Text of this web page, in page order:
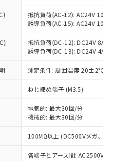
抵抗負荷(AC-12): AC24V 10A/
誘導負荷(AC-15): AC24V
抵抗負荷(DC-12): DC24V 8A/
誘導負荷(DC-13): DC24V 4A/
測定条件: 周囲温度 20±2℃、
ねじ締め端子 (M3.5)
電気的: 最大30回/分
機械的: 最大30回/分
100MΩ以上 (DC500Vメガ、点
各端子とアース間: AC2500V
ただき、同意のうえ
当社制御機器事業取扱
状況および標準価格
ていただくもので
業取扱商品の中には、
象外となる商品もある
ださい。
標準価格照会結果は、
新日時点での社内デー
されるものであり、閲
の実際の在庫および標
る場合があることをご
指令（10物質）の
で、対応品を出す予
指令（10物質）の
査中または確認中の
料など無形物で、有
い商品です。
、非含有部品として
判明した場合などや
があります。
(Hg) 1000ppm以下、 カド
以下、ポリ臭化ビフェニル
含有率が中国RoHSの
を示します。
含有率が中国RoHSの
とを示します。
当社販売部門へお問
T26572)：
貴社製品のうち、外国
貿易法に定める商品
等」という）を輸出
提供する場合は、日本
可(または役務取引許
どの必要な手続きを